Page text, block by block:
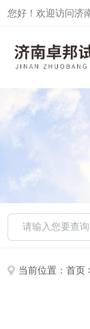
您好！欢迎访问济
当前位置：首页